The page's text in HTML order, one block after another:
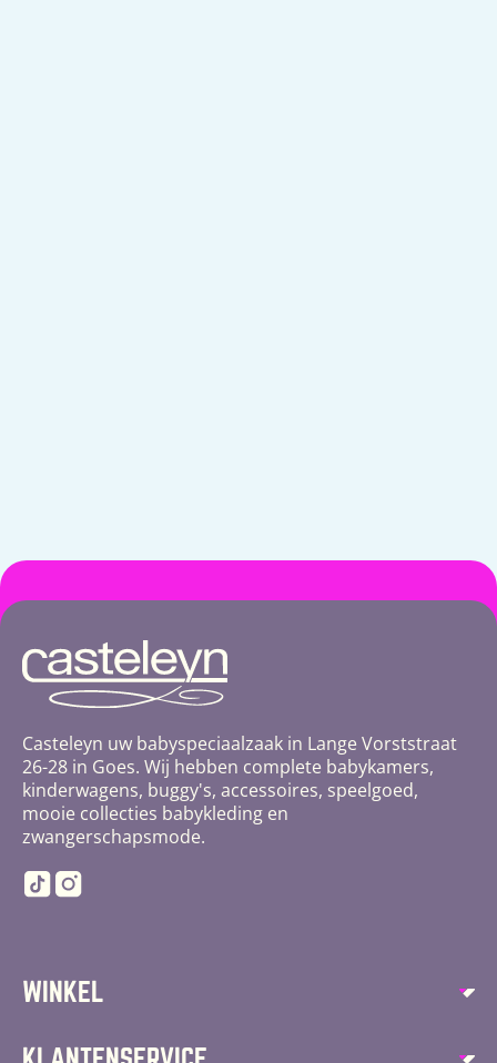
Casteleyn uw babyspeciaalzaak in Lange Vorststraat
26-28 in Goes. Wij hebben complete babykamers,
kinderwagens, buggy's, accessoires, speelgoed,
mooie collecties babykleding en
zwangerschapsmode.
TikTokInstagram
WINKEL
Autostoelen